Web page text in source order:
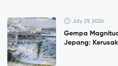
July 29, 2026
Gempa
Jepang: